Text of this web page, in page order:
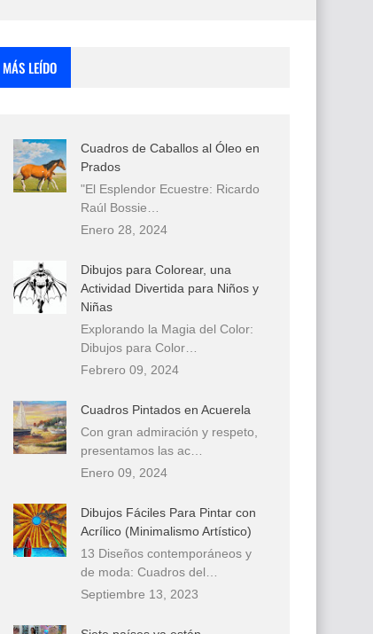
MÁS LEÍDO
Cuadros de Caballos al Óleo en
Prados
"El Esplendor Ecuestre: Ricardo
Raúl Bossie…
Enero 28, 2024
Dibujos para Colorear, una
Actividad Divertida para Niños y
Niñas
Explorando la Magia del Color:
Dibujos para Color…
Febrero 09, 2024
Cuadros Pintados en Acuerela
Con gran admiración y respeto,
presentamos las ac…
Enero 09, 2024
Dibujos Fáciles Para Pintar con
Acrílico (Minimalismo Artístico)
13 Diseños contemporáneos y
de moda: Cuadros del…
Septiembre 13, 2023